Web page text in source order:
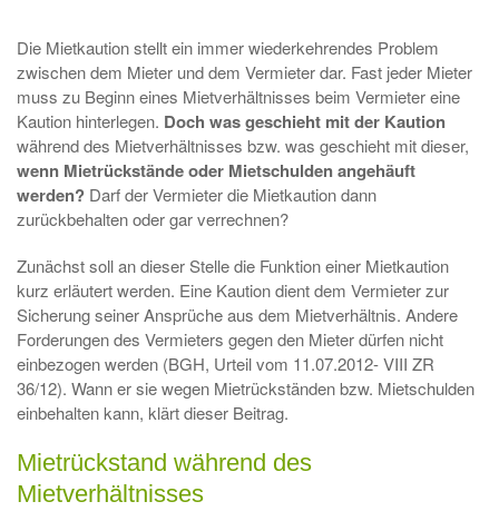
Die Mietkaution stellt ein immer wiederkehrendes Problem
zwischen dem Mieter und dem Vermieter dar. Fast jeder Mieter
muss zu Beginn eines Mietverhältnisses beim Vermieter eine
Kaution hinterlegen. Doch was geschieht mit der Kaution
während des Mietverhältnisses bzw. was geschieht mit dieser,
wenn Mietrückstände oder Mietschulden angehäuft
werden? Darf der Vermieter die Mietkaution dann
zurückbehalten oder gar verrechnen?
Zunächst soll an dieser Stelle die Funktion einer Mietkaution
kurz erläutert werden. Eine Kaution dient dem Vermieter zur
Sicherung seiner Ansprüche aus dem Mietverhältnis. Andere
Forderungen des Vermieters gegen den Mieter dürfen nicht
einbezogen werden (BGH, Urteil vom 11.07.2012- VIII ZR
36/12). Wann er sie wegen Mietrückständen bzw. Mietschulden
einbehalten kann, klärt dieser Beitrag.
Mietrückstand während des
Mietverhältnisses